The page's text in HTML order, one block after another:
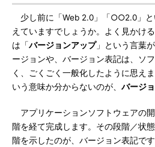
少し前に「Web 2.0」「○○2.0」と
えていますでしょうか。よく見かけ
は「バージョンアップ」という言葉
ージョンや、バージョン表記は、ソ
く、ごくごく一般化したように思え
いう意味か分からないのが、 バージ
アプリケーションソフトウェアの
階を経て完成します。その段階／状
階を示したのが、バージョン表記です